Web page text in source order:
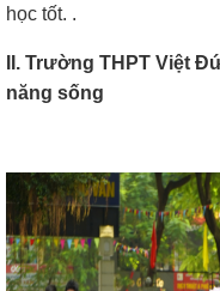
học tốt. .
II. Trường THPT Việt
năng sống